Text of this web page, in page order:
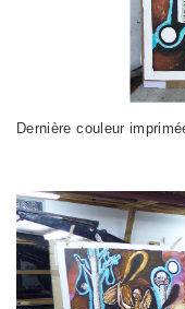
Dernière couleur